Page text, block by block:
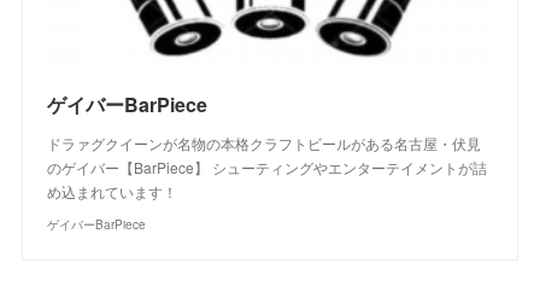
ゲイバーBarPiece
ドラァグクイーンが名物の本格クラフトビールがある名古屋・伏見
のゲイバー【BarPiece】 シューティングやエンターテイメントが詰
め込まれています！
ゲイバーBarPiece